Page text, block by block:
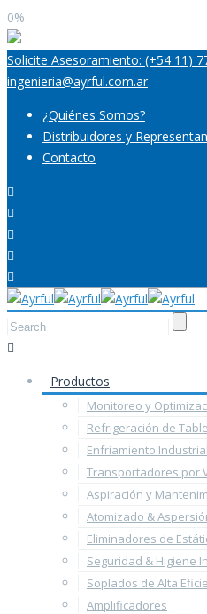
0%
Solicite Asesoramiento: (+54 11)
ingenieria@ayrful.com.ar
¿Quiénes Somos?
Distribuidores y
Contacto
Productos
Monitoreo y
Refrigeración de
Enfriamiento Industrial
Transportadores por
Aspiración y
Atomizado &
Eliminadores de
Seguridad & Higiene
Soplados de Alta
Amplificadores